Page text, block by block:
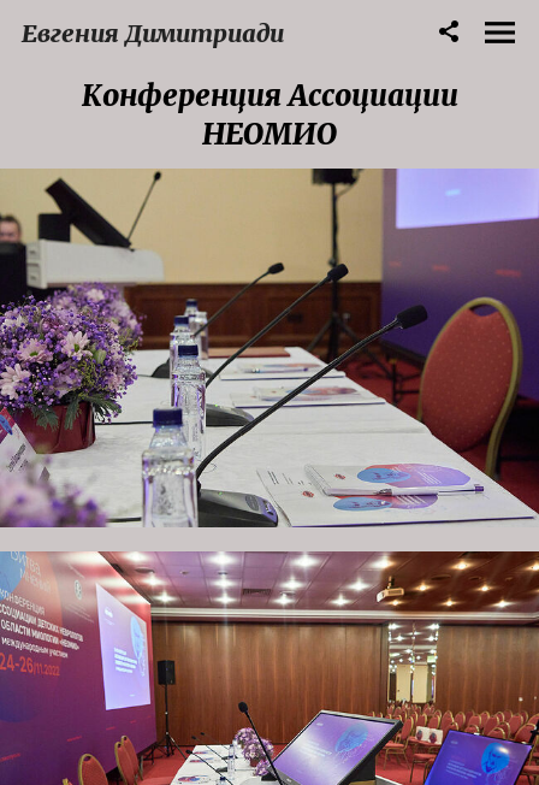
Евгения Димитриади
Конференция Ассоциации
НЕОМИО